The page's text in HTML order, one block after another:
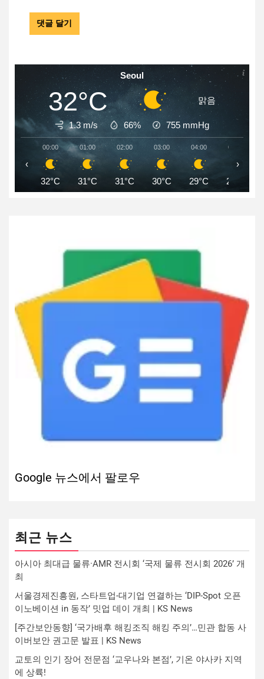
Seoul
32°C 맑음
1.3 m/s 66% 755 mmHg
00:00
32°C
01:00
31°C
02:00
31°C
03:00
30°C
04:00
29°C
05:00
29°C
‹ ›
Google 뉴스에서 팔로우
최근 뉴스
아시아 최대급 물류·AMR 전시회 ‘국제 물류 전시회 2026’ 개
최
서울경제진흥원, 스타트업-대기업 연결하는 ‘DIP-Spot 오픈
이노베이션 in 동작’ 밋업 데이 개최 | KS News
[주간보안동향] ‘국가배후 해킹조직 해킹 주의’…민관 합동 사
이버보안 권고문 발표 | KS News
교토의 인기 장어 전문점 ‘교우나와 본점’, 기온 야사카 지역
에 상륙!